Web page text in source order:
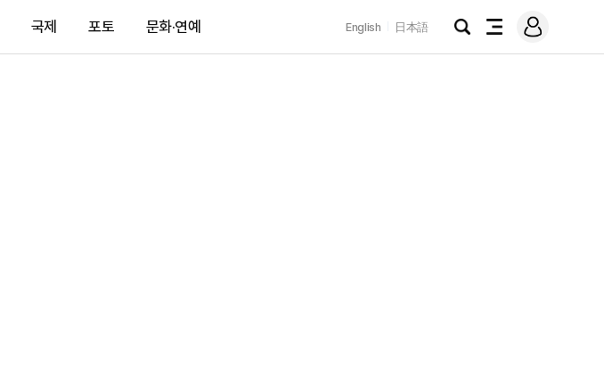
국제 포토 문화·연예 English 日本語
검
전
메
그